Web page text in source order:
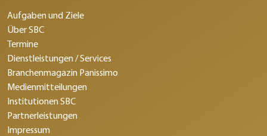
Aufgaben und Ziele
Über SBC
Termine
Dienstleistungen / Services
Branchenmagazin Panissimo
Medienmitteilungen
Institutionen SBC
Partnerleistungen
Impressum